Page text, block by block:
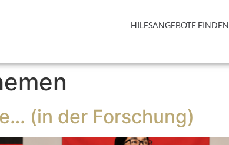
HILFSANGEBOTE FINDEN
(in der Forschung)